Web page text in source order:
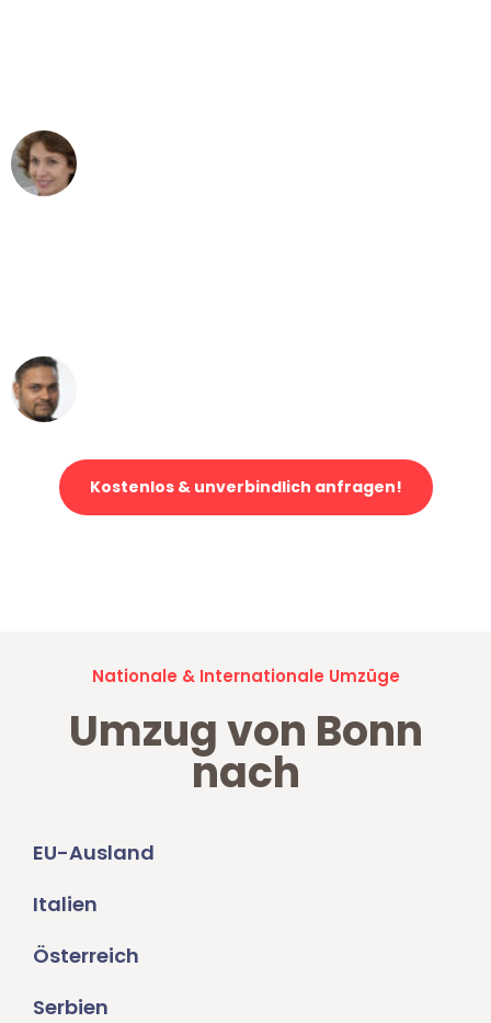
Kostenlos & unverbindlich anfragen!
Nationale & Internationale Umzüge
Umzug von Bonn
nach
EU-Ausland
Italien
Österreich
Serbien